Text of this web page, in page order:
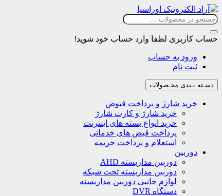
حساب کاربری لطفا وارد حساب خود شوید!
ورود به حساب
ثبت نام
دسـته بـندی محـصولات
خرید شارژ و پرداخت قبوض
خرید شارژ و کارت شارژ
خرید انواع بسته های اینترنت
پرداخت قبض های خدماتی
استعلام و پرداخت جریمه
دوربین
دوربین مداربسته AHD
دوربین مداربسته تحت شبکه
لوازم جانبی دوربین مداربسته
دستگاه DVR